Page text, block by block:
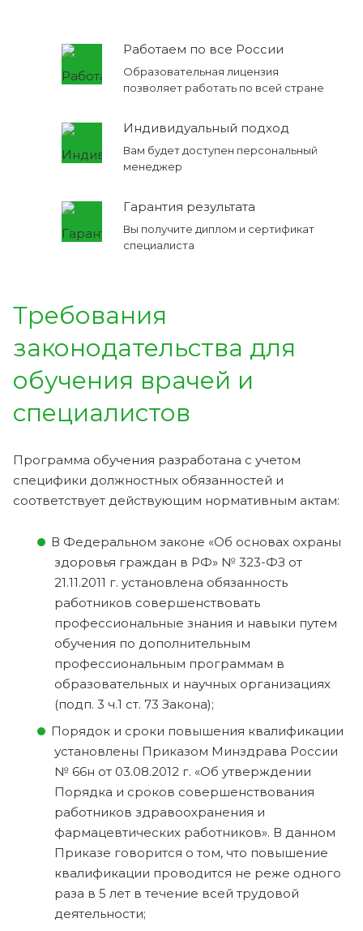
Работаем по все России
Образовательная лицензия
позволяет работать по всей стране
Индивидуальный подход
Вам будет доступен персональный
менеджер
Гарантия результата
Вы получите диплом и сертификат
специалиста
Требования
законодательства для
обучения врачей и
специалистов
Программа обучения разработана с учетом
специфики должностных обязанностей и
соответствует действующим нормативным актам:
В Федеральном законе «Об основах охраны
здоровья граждан в РФ» № 323-ФЗ от
21.11.2011 г. установлена обязанность
работников совершенствовать
профессиональные знания и навыки путем
обучения по дополнительным
профессиональным программам в
образовательных и научных организациях
(подп. 3 ч.1 ст. 73 Закона);
Порядок и сроки повышения квалификации
установлены Приказом Минздрава России
№ 66н от 03.08.2012 г. «Об утверждении
Порядка и сроков совершенствования
работников здравоохранения и
фармацевтических работников». В данном
Приказе говорится о том, что повышение
квалификации проводится не реже одного
раза в 5 лет в течение всей трудовой
деятельности;